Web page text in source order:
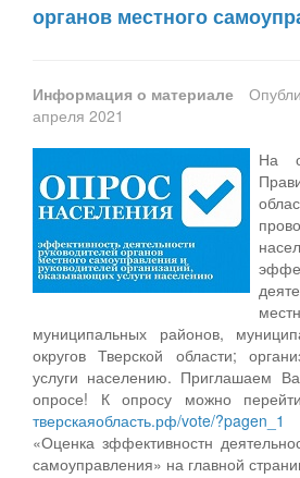
органов местного
Информация о материале
апреля 2021
На
муниципальных районов,
округов Тверской области;
услуги населению. Приглашаем
опросе! К опросу можно
тверскаяобласть.рф/vote/?pagen_1
«Оценка зффективностн
самоуправления» на главной